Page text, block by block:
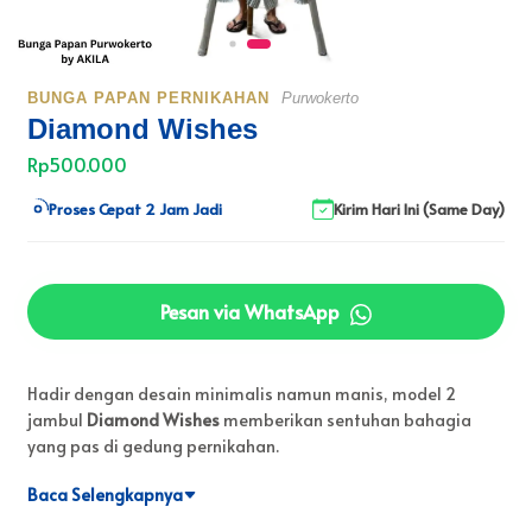
BUNGA PAPAN PERNIKAHAN
Diamond Wishes
Purwokerto
Rp500.000
Proses Cepat 2 Jam Jadi Kirim Hari Ini (Same Day)
Pesan via WhatsApp
Hadir dengan desain minimalis namun manis, model 2
jambul Diamond Wishesmemberikan sentuhan bahagia
yang pas di gedung pernikahan.
Abadikan momen kebahagiaan orang terkasih dengan
Baca Selengkapnya